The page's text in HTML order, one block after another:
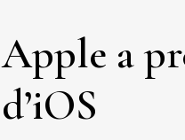
Apple a
d’iOS